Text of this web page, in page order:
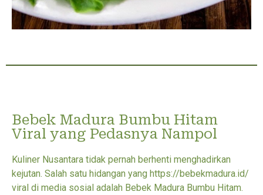
Bebek Madura Bumbu Hitam
Viral yang Pedasnya Nampol
Kuliner Nusantara tidak pernah berhenti menghadirkan
kejutan. Salah satu hidangan yang https://bebekmadura.id/
viral di media sosial adalah Bebek Madura Bumbu Hitam.